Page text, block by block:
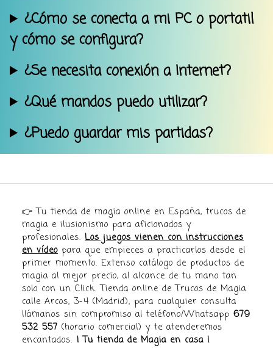
¿Cómo se conecta a mi PC o portatil
y cómo se configura?
¿Se necesita conexión a Internet?
¿Qué mandos puedo utilizar?
¿Puedo guardar mis partidas?
👉 Tu tienda de magia online en España, trucos de
magia e ilusionismo para aficionados y
profesionales. Los juegos vienen con instrucciones
en vídeo para que empieces a practicarlos desde el
primer momento. Extenso catálogo de productos de
magia al mejor precio, al alcance de tu mano tan
solo con un Click. Tienda online de Trucos de Magia
calle Arcos, 3-4 (Madrid), para cualquier consulta
llámanos sin compromiso al teléfono/Whatsapp 679
532 557 (horario comercial) y te atenderemos
encantados. ¡ Tu tienda de Magia en casa !